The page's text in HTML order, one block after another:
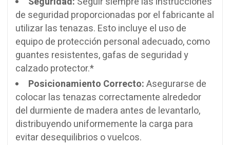
de seguridad proporcionadas por el fabricante al
utilizar las tenazas. Esto incluye el uso de
equipo de protección personal adecuado, como
guantes resistentes, gafas de seguridad y
calzado protector.*
Posicionamiento Correcto:Asegurarse de
colocar las tenazas correctamente alrededor
del durmiente de madera antes de levantarlo,
distribuyendo uniformemente la carga para
evitar desequilibrios o vuelcos.